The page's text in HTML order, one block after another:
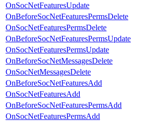
OnSocNetFeaturesUpdate
OnBeforeSocNetFeaturesPermsDelete
OnSocNetFeaturesPermsDelete
OnBeforeSocNetFeaturesPermsUpdate
OnSocNetFeaturesPermsUpdate
OnBeforeSocNetMessagesDelete
OnSocNetMessagesDelete
OnBeforeSocNetFeaturesAdd
OnSocNetFeaturesAdd
OnBeforeSocNetFeaturesPermsAdd
OnSocNetFeaturesPermsAdd